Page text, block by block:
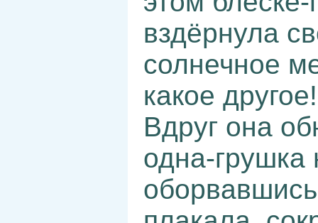
вздёрнула
солнечное
какое другое!
Вдруг она
одна-грушка